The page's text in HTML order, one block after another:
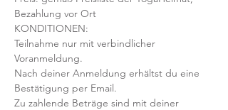
Bezahlung vor Ort
KONDITIONEN:
Teilnahme nur mit verbindlicher
Voranmeldung.
Nach deiner Anmeldung erhältst du eine
Bestätigung per Email.
Zu zahlende Beträge sind mit deiner